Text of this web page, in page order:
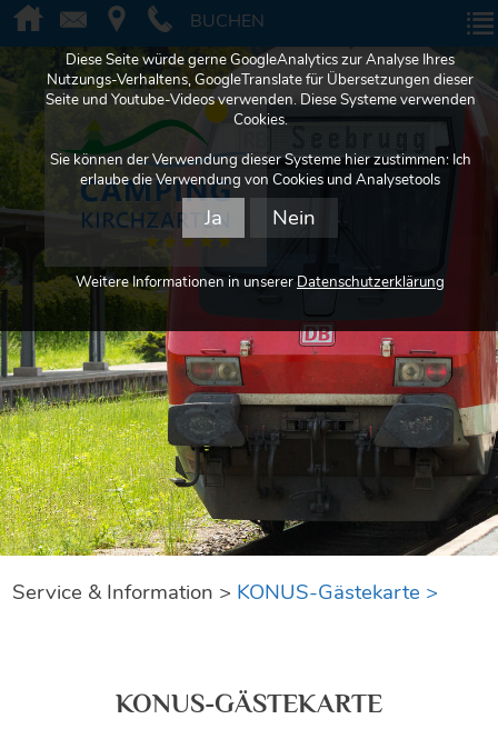
BUCHENBUCHEN
Service & Information > KONUS-Gästekarte >
KONUS-GÄSTEKARTE
Diese Seite würde gerne GoogleAnalytics zur Analyse Ihres
Nutzungs-Verhaltens, GoogleTranslate für Übersetzungen dieser
Seite und Youtube-Videos verwenden. Diese Systeme verwenden
Cookies.
Sie können der Verwendung dieser Systeme hier zustimmen: Ich
erlaube die Verwendung von Cookies und Analysetools
Ja Nein
Weitere Informationen in unserer Datenschutzerklärung